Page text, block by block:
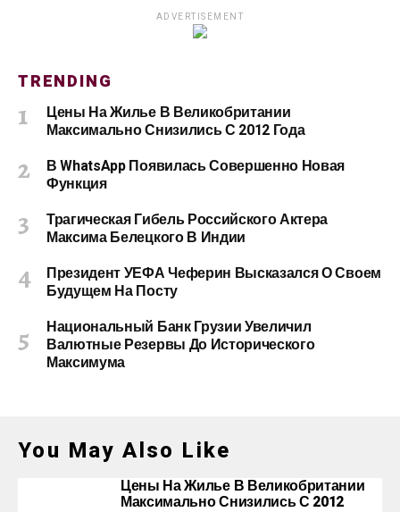
ADVERTISEMENT
TRENDING
Цены На Жилье В Великобритании
Максимально Снизились С 2012 Года
В WhatsApp Появилась Совершенно Новая
Функция
Трагическая Гибель Российского Актера
Максима Белецкого В Индии
Президент УЕФА Чеферин Высказался О Своем
Будущем На Посту
Национальный Банк Грузии Увеличил
Валютные Резервы До Исторического
Максимума
You May Also Like
Цены На Жилье В Великобритании
Максимально Снизились С 2012